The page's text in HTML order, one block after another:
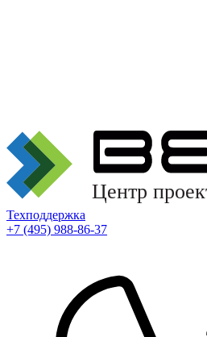
Техподдержка
+7 (495) 988-86-37